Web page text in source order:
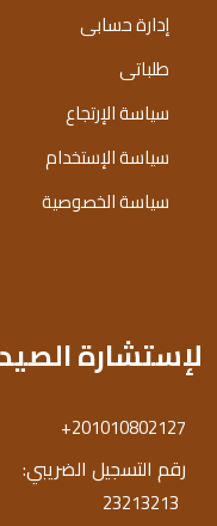
إدارة حسابى
طلباتى
سياسة الإرتجاع
سياسة الإستخدام
سياسة الخصوصية
لإستشارة
+201010802127
رقم التسجيل الضريبي:
23213213